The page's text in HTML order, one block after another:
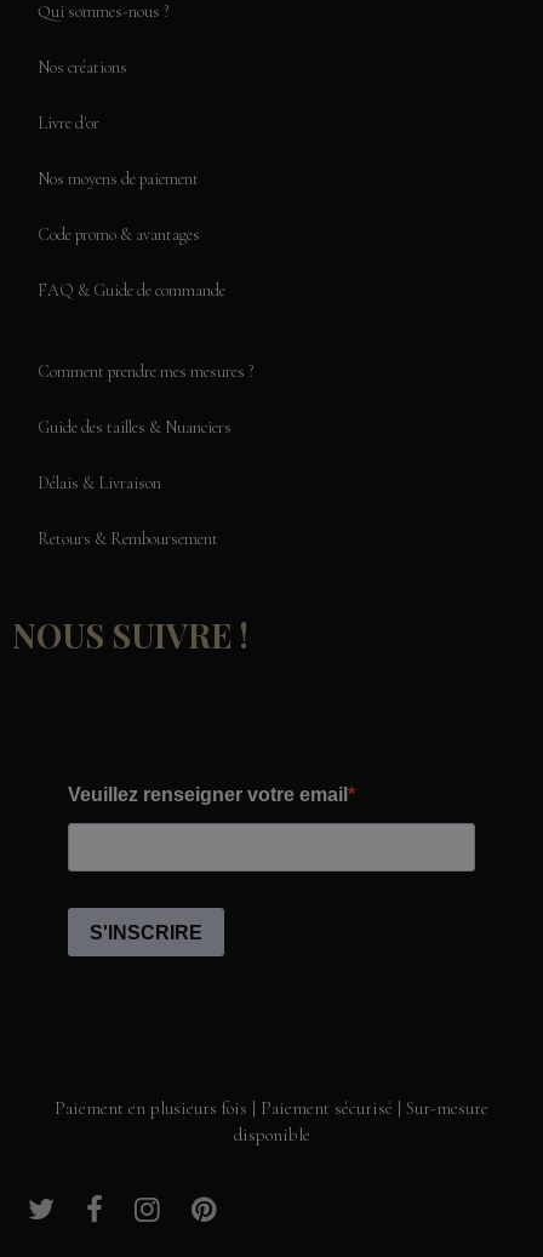
Qui sommes-nous ?
Nos créations
Livre d'or
Nos moyens de paiement
Code promo & avantages
FAQ & Guide de commande
Comment prendre mes mesures ?
Guide des tailles & Nuanciers
Délais & Livraison
Retours & Remboursement
NOUS SUIVRE !
Paiement en plusieurs fois | Paiement sécurisé | Sur-mesure
disponible